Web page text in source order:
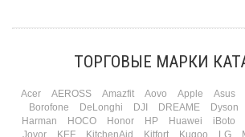
марта — контрольный выстрел по кошельку. Начнем с
ТОРГОВЫЕ МАРКИ
Acer AEROSS Amazfit Aovo Apple Asus
Borofone
DeLonghi DJI DREAME Dyson
Harman
HOCO Honor HP Huawei iBoto